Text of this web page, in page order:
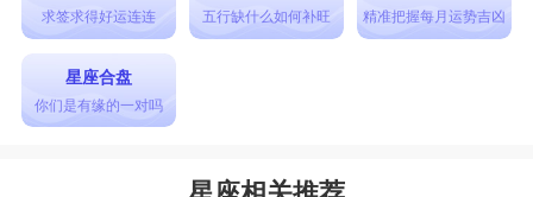
求签求得好运连连 五行缺什么如何补旺 精准把握每月运势吉凶
星座合盘
你们是有缘的一对吗